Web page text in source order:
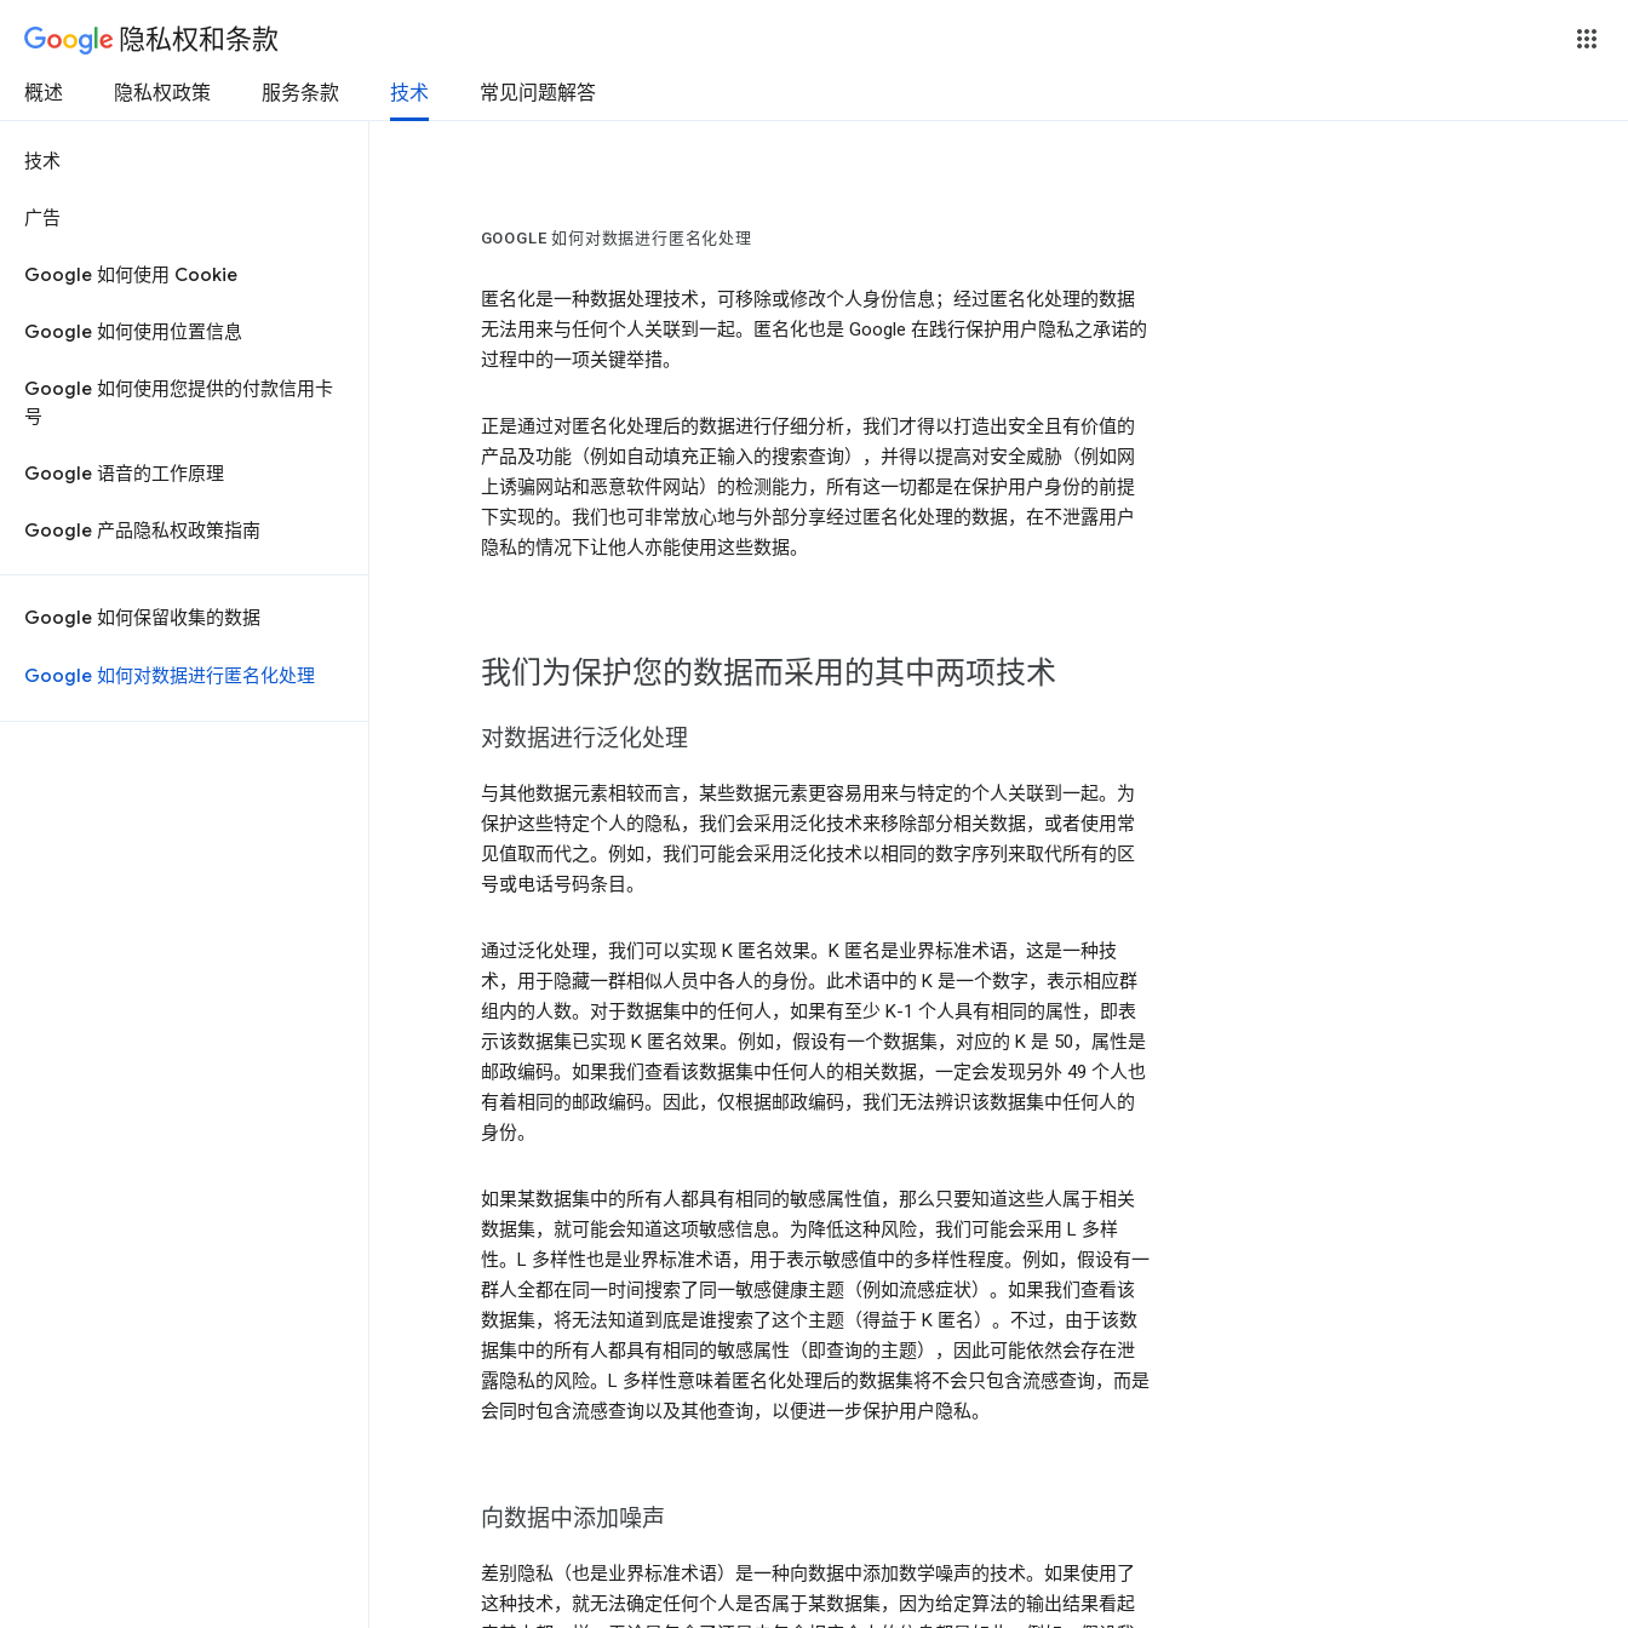
隐私权和条款
概述 隐私权政策 服务条款 技术 常见问题解答
技术
广告
Google 如何使用 Cookie
Google 如何使用位置信息
Google 如何使用您提供的付款信用卡
号
Google 语音的工作原理
Google 产品隐私权政策指南
Google 如何保留收集的数据
Google 如何对数据进行匿名化处理
GOOGLE 如何对数据进行匿名化处理
匿名化是一种数据处理技术，可移除或修改个人身份信息；经过匿名化处理的数据
无法用来与任何个人关联到一起。匿名化也是 Google 在践行保护用户隐私之承诺的
过程中的一项关键举措。
正是通过对匿名化处理后的数据进行仔细分析，我们才得以打造出安全且有价值的
产品及功能（例如自动填充正输入的搜索查询），并得以提高对安全威胁（例如网
上诱骗网站和恶意软件网站）的检测能力，所有这一切都是在保护用户身份的前提
下实现的。我们也可非常放心地与外部分享经过匿名化处理的数据，在不泄露用户
隐私的情况下让他人亦能使用这些数据。
我们为保护您的数据而采用的其中两项技术
对数据进行泛化处理
与其他数据元素相较而言，某些数据元素更容易用来与特定的个人关联到一起。为
保护这些特定个人的隐私，我们会采用泛化技术来移除部分相关数据，或者使用常
见值取而代之。例如，我们可能会采用泛化技术以相同的数字序列来取代所有的区
号或电话号码条目。
通过泛化处理，我们可以实现 K 匿名效果。K 匿名是业界标准术语，这是一种技
术，用于隐藏一群相似人员中各人的身份。此术语中的 K 是一个数字，表示相应群
组内的人数。对于数据集中的任何人，如果有至少 K-1 个人具有相同的属性，即表
示该数据集已实现 K 匿名效果。例如，假设有一个数据集，对应的 K 是 50，属性是
邮政编码。如果我们查看该数据集中任何人的相关数据，一定会发现另外 49 个人也
有着相同的邮政编码。因此，仅根据邮政编码，我们无法辨识该数据集中任何人的
身份。
如果某数据集中的所有人都具有相同的敏感属性值，那么只要知道这些人属于相关
数据集，就可能会知道这项敏感信息。为降低这种风险，我们可能会采用 L 多样
性。L 多样性也是业界标准术语，用于表示敏感值中的多样性程度。例如，假设有一
群人全都在同一时间搜索了同一敏感健康主题（例如流感症状）。如果我们查看该
数据集，将无法知道到底是谁搜索了这个主题（得益于 K 匿名）。不过，由于该数
据集中的所有人都具有相同的敏感属性（即查询的主题），因此可能依然会存在泄
露隐私的风险。L 多样性意味着匿名化处理后的数据集将不会只包含流感查询，而是
会同时包含流感查询以及其他查询，以便进一步保护用户隐私。
向数据中添加噪声
差别隐私（也是业界标准术语）是一种向数据中添加数学噪声的技术。如果使用了
这种技术，就无法确定任何个人是否属于某数据集，因为给定算法的输出结果看起